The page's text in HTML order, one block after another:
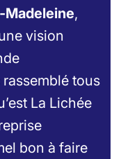
,
vision
tous
La Lichée
bon à faire